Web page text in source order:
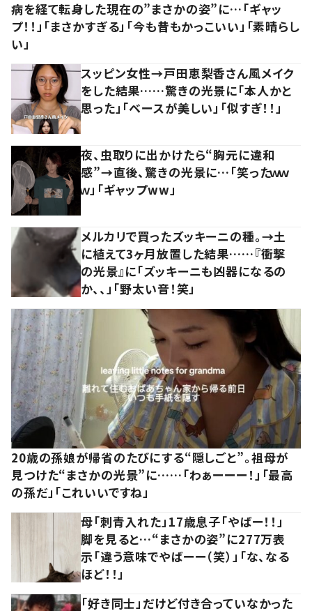
病を経て転身した現在の”まさかの姿”に…「ギャッ
プ！！」「まさかすぎる」「今も昔もかっこいい」「素晴らし
い」
スッピン女性→戸田恵梨香さん風メイク
をした結果……驚きの光景に「本人かと
思った」「ベースが美しい」「似すぎ！！」
夜、虫取りに出かけたら“胸元に違和
感”→直後、驚きの光景に…「笑ったｗｗ
ｗ」「ギャップww」
メルカリで買ったズッキーニの種。→土
に植えて3ヶ月放置した結果……『衝撃
の光景』に「ズッキーニも凶器になるの
か、、」「野太い音！笑」
20歳の孫娘が帰省のたびにする“隠しごと”。祖母が
見つけた“まさかの光景”に……「わぁーーー！」「最高
の孫だ」「これいいですね」
母「刺青入れた」17歳息子「やばー！！」
脚を見ると…“まさかの姿”に277万表
示「違う意味でやばーー（笑）」「な、なる
ほど！！」
「好き同士」だけど付き合っていなかった